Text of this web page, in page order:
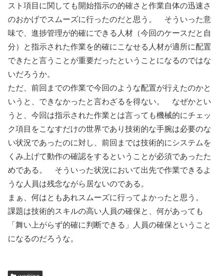
スト項目に関しても開始指示の的確さと作業自体の迅速さ
のおかげでスムーズに行ったのだと思う。 そういった意
味で、進捗管理が的確にできる人材（今回のケースだと自
分）と指示された作業を的確にこなせる人材が適所に配置
できたと言うことが重要だったということになるのではな
いだろうか。
ただ、前回までの作業で今回のような配置が行えたのかと
いうと、できなかったと言わざるを得ない。 なぜかとい
うと、今回は指示された作業とは言っても機械的にチェッ
ク項目をこなすだけの世界であり技術的な手腕は必要のな
い状況であったのに対し、前回までは技術的にシステムを
くみ上げて動作の確認をするということが必須であったた
めである。 そういった状況において出先で作業できるよ
うな人員は残念ながら居ないのである。
まぁ、何はともあれスムーズに行ってよかったと思う。
課題は技術的スキルの高い人員の確保と、何があっても
「舞い上がらず的確に判断できる」人員の確保ということ
になるのだろうな。